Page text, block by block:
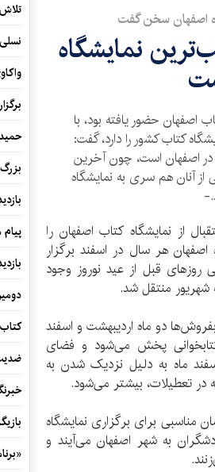
اصفهان سخن گفت
نمایشگاه
اصفهان حضور یافته بود، با
کتاب کشور را دارد، گفت:
در اصفهان است، چون آخرین
آنان هم سری به نمایشگاه
از نمایشگاه کتاب اصفهان را
هر سال در اسفند برگزار
قبل از عید نوروز وجود
دو ماه اردیبهشت و اسفند
پخش می‌شود و فضای
ماه به دلیل نزدیک شدن به
در تعطیلات، بیشتر می‌شود.
مناسبی برای برگزاری نمایشگاه
به شهر اصفهان می‌آیند و